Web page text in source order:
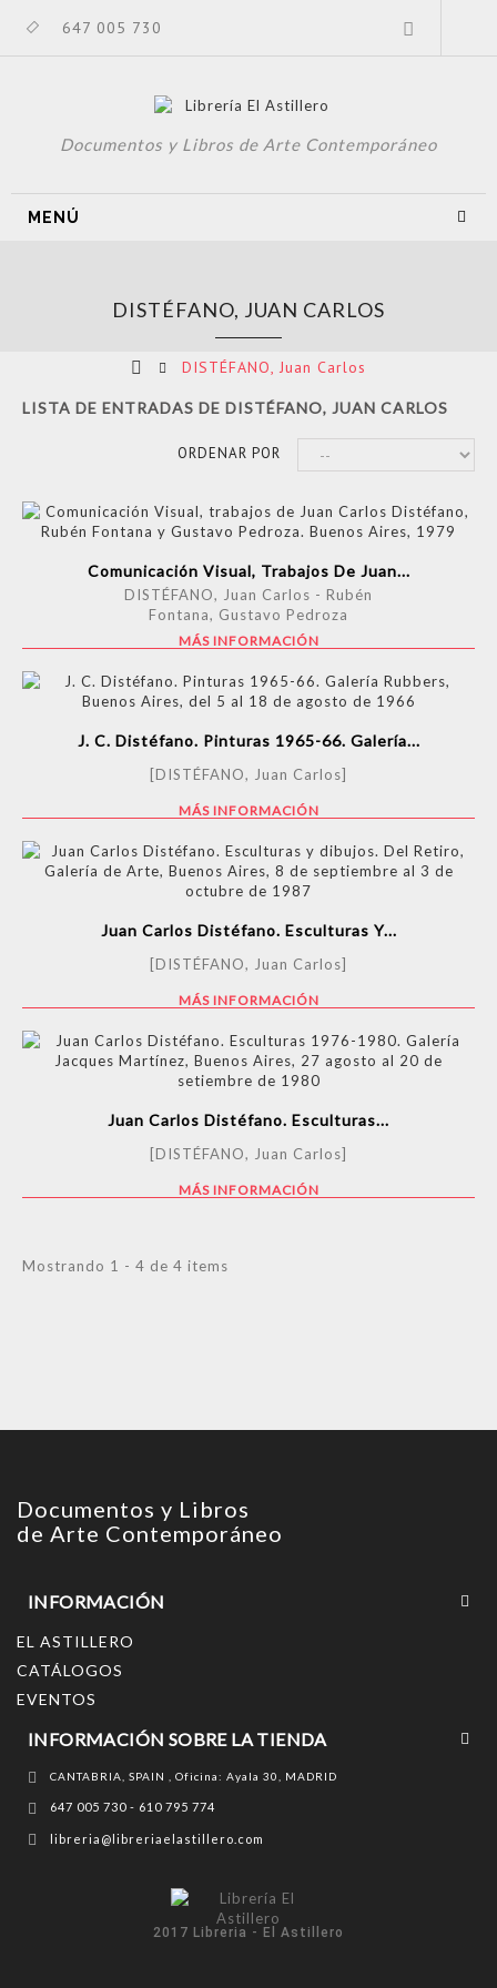
647 005 730
Documentos y Libros de Arte Contemporáneo
MENÚ
DISTÉFANO, JUAN CARLOS
DISTÉFANO, Juan Carlos
LISTA DE ENTRADAS DE DISTÉFANO, JUAN CARLOS
ORDENAR POR
Comunicación Visual, Trabajos De Juan...
DISTÉFANO, Juan Carlos - Rubén
Fontana, Gustavo Pedroza
MÁS INFORMACIÓN
J. C. Distéfano. Pinturas 1965-66. Galería...
[DISTÉFANO, Juan Carlos]
MÁS INFORMACIÓN
Juan Carlos Distéfano. Esculturas Y...
[DISTÉFANO, Juan Carlos]
MÁS INFORMACIÓN
Juan Carlos Distéfano. Esculturas...
[DISTÉFANO, Juan Carlos]
MÁS INFORMACIÓN
Mostrando 1 - 4 de 4 items
Documentos y Libros
de Arte Contemporáneo
INFORMACIÓN
EL ASTILLERO
CATÁLOGOS
EVENTOS
2017 Libreria - El Astillero
INFORMACIÓN SOBRE LA TIENDA
CANTABRIA, SPAIN , Oficina: Ayala 30, MADRID
647 005 730 - 610 795 774
libreria@libreriaelastillero.com